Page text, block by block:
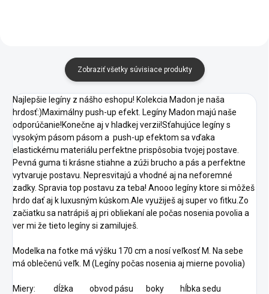
Zobraziť všetky súvisiace produkty
Najlepšie legíny z nášho eshopu! Kolekcia Madon je naša
hrdosť:)Maximálny push-up efekt. Legíny Madon majú naše
odporúčanie!Konečne aj v hladkej verzii!Sťahujúce legíny s
vysokým pásom pásom a push-up efektom sa vďaka
elastickému materiálu perfektne prispôsobia tvojej postave.
Pevná guma ti krásne stiahne a zúži brucho a pás a perfektne
vytvaruje postavu. Nepresvitajú a vhodné aj na neforemné
zadky. Spravia top postavu za teba! Anooo legíny ktore si môžeš
hrdo dať aj k luxusným kúskom.Ale využiješ aj super vo fitku.Zo
začiatku sa natrápiš aj pri obliekaní ale počas nosenia povolia a
ver mi že tieto legíny si zamiluješ.
Modelka na fotke má výšku 170 cm a nosí veľkosť M. Na sebe
má oblečenú veľk. M (Legíny počas nosenia aj mierne povolia)
Miery: dĺžka obvod pásu boky hĺbka sedu